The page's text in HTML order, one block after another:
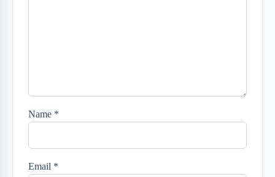
Name *
Email *